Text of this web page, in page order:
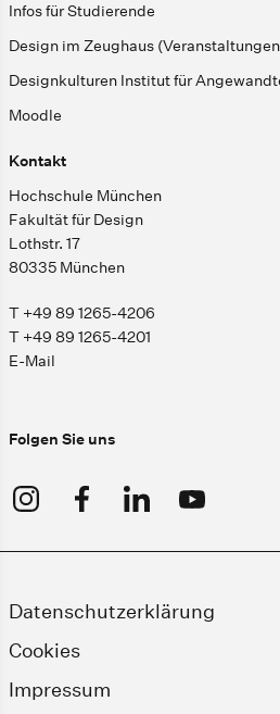
Infos für Studierende
Design im Zeughaus
Designkulturen Institut für
Moodle
Kontakt
Hochschule München
Fakultät für Design
Lothstr. 17
80335 München
T +49 89 1265-4206
T +49 89 1265-4201
E-Mail
Folgen Sie uns
Datenschutzerklärung
Cookies
Impressum